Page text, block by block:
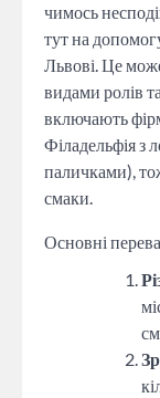
чимось
тут на
Львові. Це
видами ролів
включають
Філадельфія з
паличками),
смаки.
Основні